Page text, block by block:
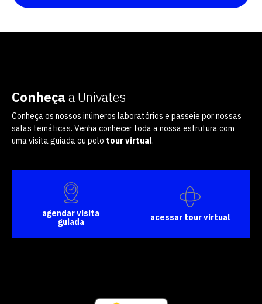
Conheça a Univates
Conheça os nossos inúmeros laboratórios e passeie por nossas
salas temáticas. Venha conhecer toda a nossa estrutura com
uma visita guiada ou pelo tour virtual.
agendar visita
guiada
acessar tour virtual